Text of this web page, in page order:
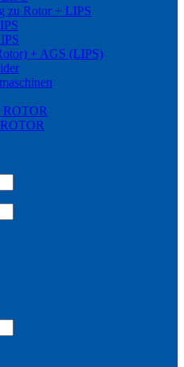
zu Rotor + LIPS
+ AGS (LIPS)
ROTOR